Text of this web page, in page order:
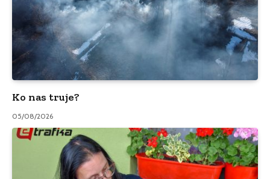
Ko nas truje?
05/08/2026